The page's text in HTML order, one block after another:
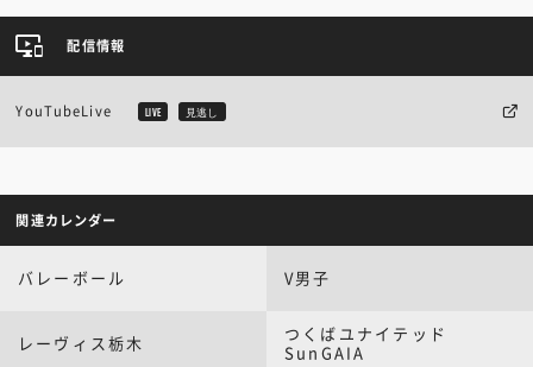
配信情報
YouTubeLive LIVE 見逃し
関連カレンダー
バレーボール V男子
レーヴィス栃木
つくばユナイテッド
SunGAIA